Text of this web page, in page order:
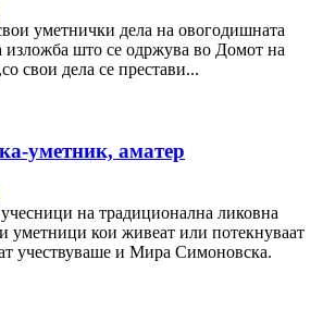
уметнички дела на овогодишната
што се одржува во Домот на
свои дела се престави...
уметник, аматер
на традиционална ликовна
уметници кои живеат или потекнуваат
учествуваше и Мира Симоновска.